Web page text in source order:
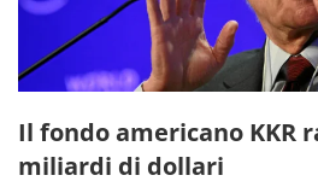
Il fondo americano KKR
miliardi di dollari